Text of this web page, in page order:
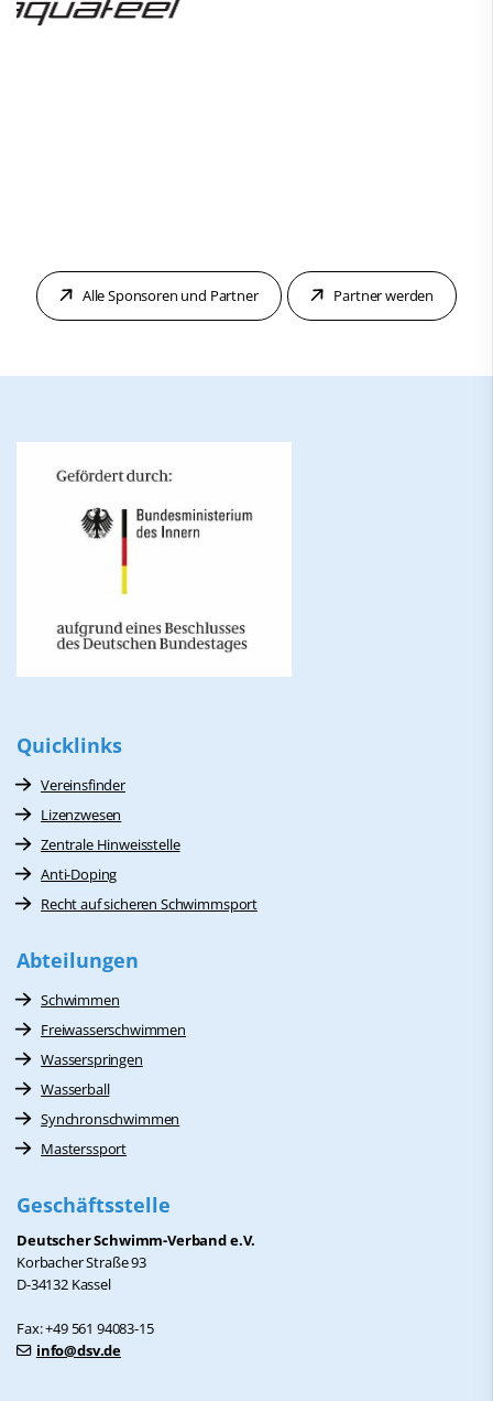
Alle Sponsoren und Partner Partner werden
Quicklinks
Vereinsfinder
Lizenzwesen
Zentrale Hinweisstelle
Anti-Doping
Recht auf sicheren Schwimmsport
Abteilungen
Schwimmen
Freiwasserschwimmen
Wasserspringen
Wasserball
Synchronschwimmen
Masterssport
Geschäftsstelle
Deutscher Schwimm-Verband e.V.
Korbacher Straße 93
D-34132 Kassel
Fax: +49 561 94083-15
info@dsv.de